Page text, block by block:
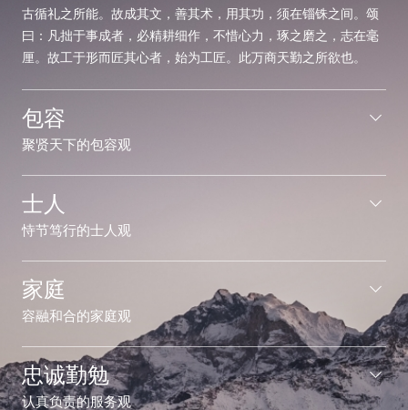
古循礼之所能。故成其文，善其术，用其功，须在锱铢之间。颂
曰：凡拙于事成者，必精耕细作，不惜心力，琢之磨之，志在毫
厘。故工于形而匠其心者，始为工匠。此万商天勤之所欲也。
包容
聚贤天下的包容观
士人
恃节笃行的士人观
家庭
容融和合的家庭观
忠诚勤勉
认真负责的服务观